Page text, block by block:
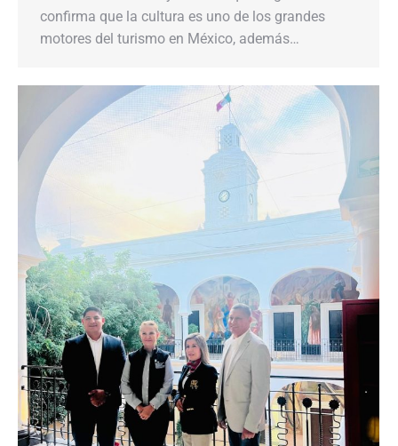
confirma que la cultura es uno de los grandes
motores del turismo en México, además…